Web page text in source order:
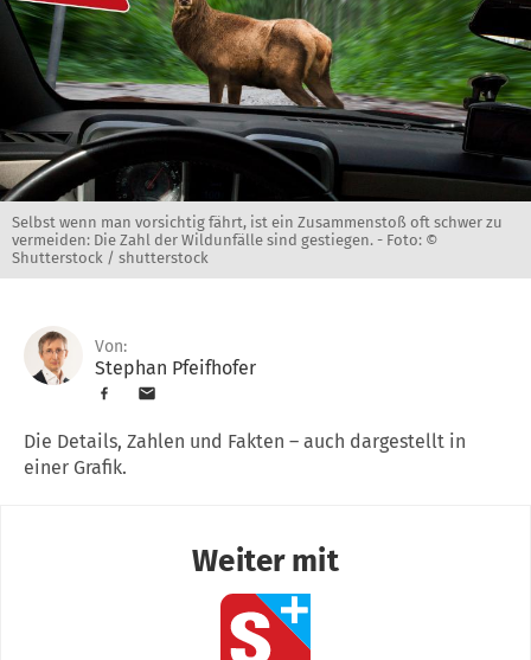
Selbst wenn man vorsichtig fährt, ist ein Zusammenstoß oft schwer zu
vermeiden: Die Zahl der Wildunfälle sind gestiegen. - Foto: ©
Shutterstock / shutterstock
Von:
Stephan Pfeifhofer
Die Details, Zahlen und Fakten – auch dargestellt in
einer Grafik.